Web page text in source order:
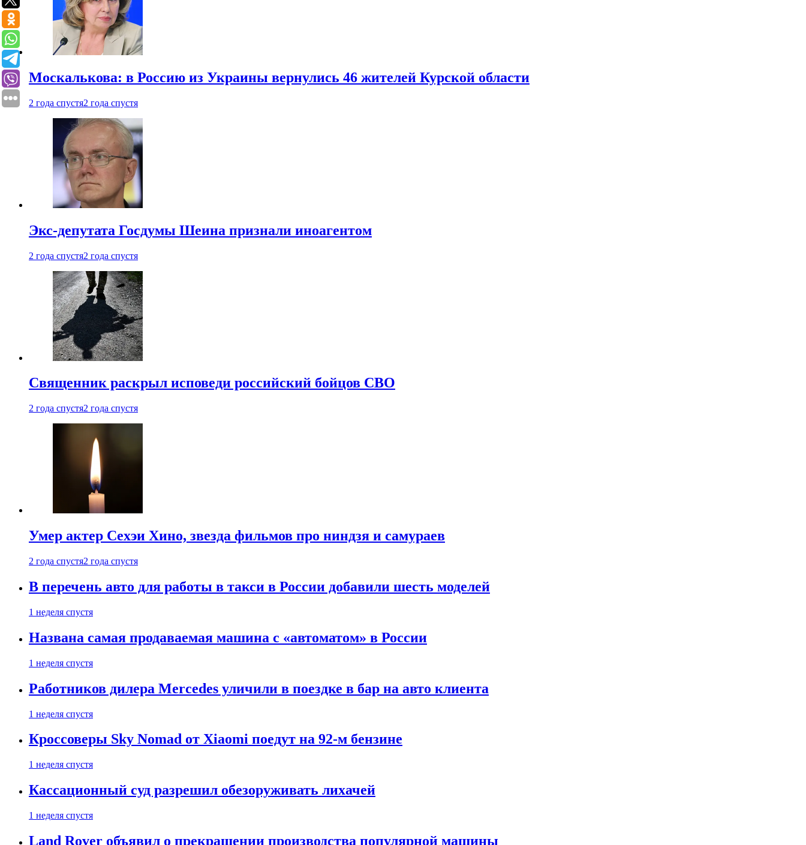
Москалькова: в Россию из Украины вернулись 46 жителей Курской области
2 года спустя2 года спустя
Экс-депутата Госдумы Шеина признали иноагентом
2 года спустя2 года спустя
Священник раскрыл исповеди российский бойцов СВО
2 года спустя2 года спустя
Умер актер Сехэи Хино, звезда фильмов про ниндзя и самураев
2 года спустя2 года спустя
В перечень авто для работы в такси в России добавили шесть моделей
1 неделя спустя
Названа самая продаваемая машина с «автоматом» в России
1 неделя спустя
Работников дилера Mercedes уличили в поездке в бар на авто клиента
1 неделя спустя
Кроссоверы Sky Nomad от Xiaomi поедут на 92-м бензине
1 неделя спустя
Кассационный суд разрешил обезоруживать лихачей
1 неделя спустя
Land Rover объявил о прекращении производства популярной машины